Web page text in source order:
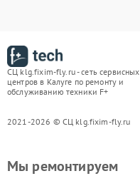
СЦ klg.fixim-fly.ru - сеть сервисных
центров в Калуге по ремонту и
обслуживанию техники F+
2021-2026 © СЦ klg.fixim-fly.ru
Мы ремонтируем